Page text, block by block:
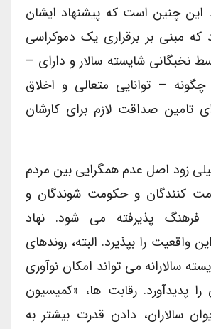
این چنین است که پیشنهاد ایشان
مبنی بر برقراری یک دموکراسی
نخبگانی شایسته سالار و دارای –
– توانایی متعالی و اخلاق
تامین صداقت لازم برای کارشان
زود اصل عدم همگرایی بین مردم
کنندگان و حکومت شوندگان و
پذیرفته می شود. نهاد
واقعیت را بپذیرد. البته، روندهای
سالارانه می تواند امکان نوآوری
پدیدآورد. رقابت ها، «کمیسیون
سالاران، دادن قدرت بیشتر به